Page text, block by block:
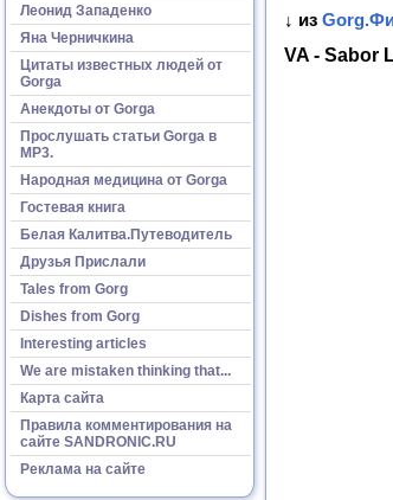
Леонид Западенко
Яна Черничкина
Цитаты известных людей от
Gorga
Анекдоты от Gorga
Прослушать статьи Gorga в
МР3.
Народная медицина от Gorga
Гостевая книга
Белая Калитва.Путеводитель
Друзья Прислали
Tales from Gorg
Dishes from Gorg
Interesting articles
We are mistaken thinking that...
Карта сайта
Правила комментирования на
сайте SANDRONIC.RU
Реклама на сайте
↓ из
VA - Sabor